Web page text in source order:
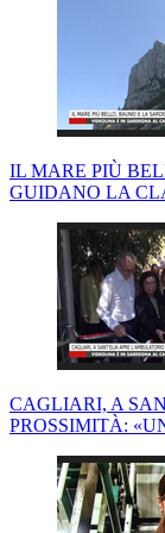
IL MARE PIÙ
GUIDANO LA
CAGLIARI, A
PROSSIMITÀ: